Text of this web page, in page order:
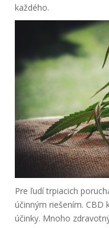
každého.
Pre ľudí trpiacich
účinným riešením. CBD
účinky. Mnoho